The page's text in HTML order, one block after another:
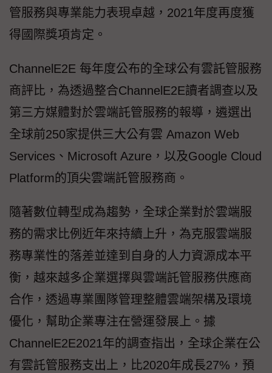
管服務與專業能力表現卓越，2021年度再度獲
得國際獎項肯定。
ChannelE2E 每年度公布的全球公有雲託管服務
商評比，為透過整合ChannelE2E讀者調查以及
第三方媒體對於雲端託管服務的報導，遴選出
全球前250家提供三大公有雲 Amazon Web
Services、Microsoft Azure，以及Google Cloud
Platform的頂尖雲端託管服務商。
隨著數位轉型成為趨勢，全球企業對於雲端服
務的需求比例近年來持續上升，為克服雲端服
務專業性的落差並達到自身的人力資源成本平
衡，越來越多企業選擇與雲端託管服務供應商
合作，透過專業團隊管理整體雲端架構及環境
優化，幫助企業專注在營運發展上。據
ChannelE2E2021年的調查指出，全球企業在公
有雲託管服務支出上，比2020年成長27%，預